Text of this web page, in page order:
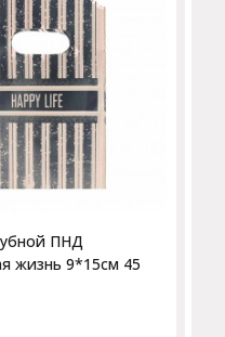
ПНД
жизнь 9*15см 45